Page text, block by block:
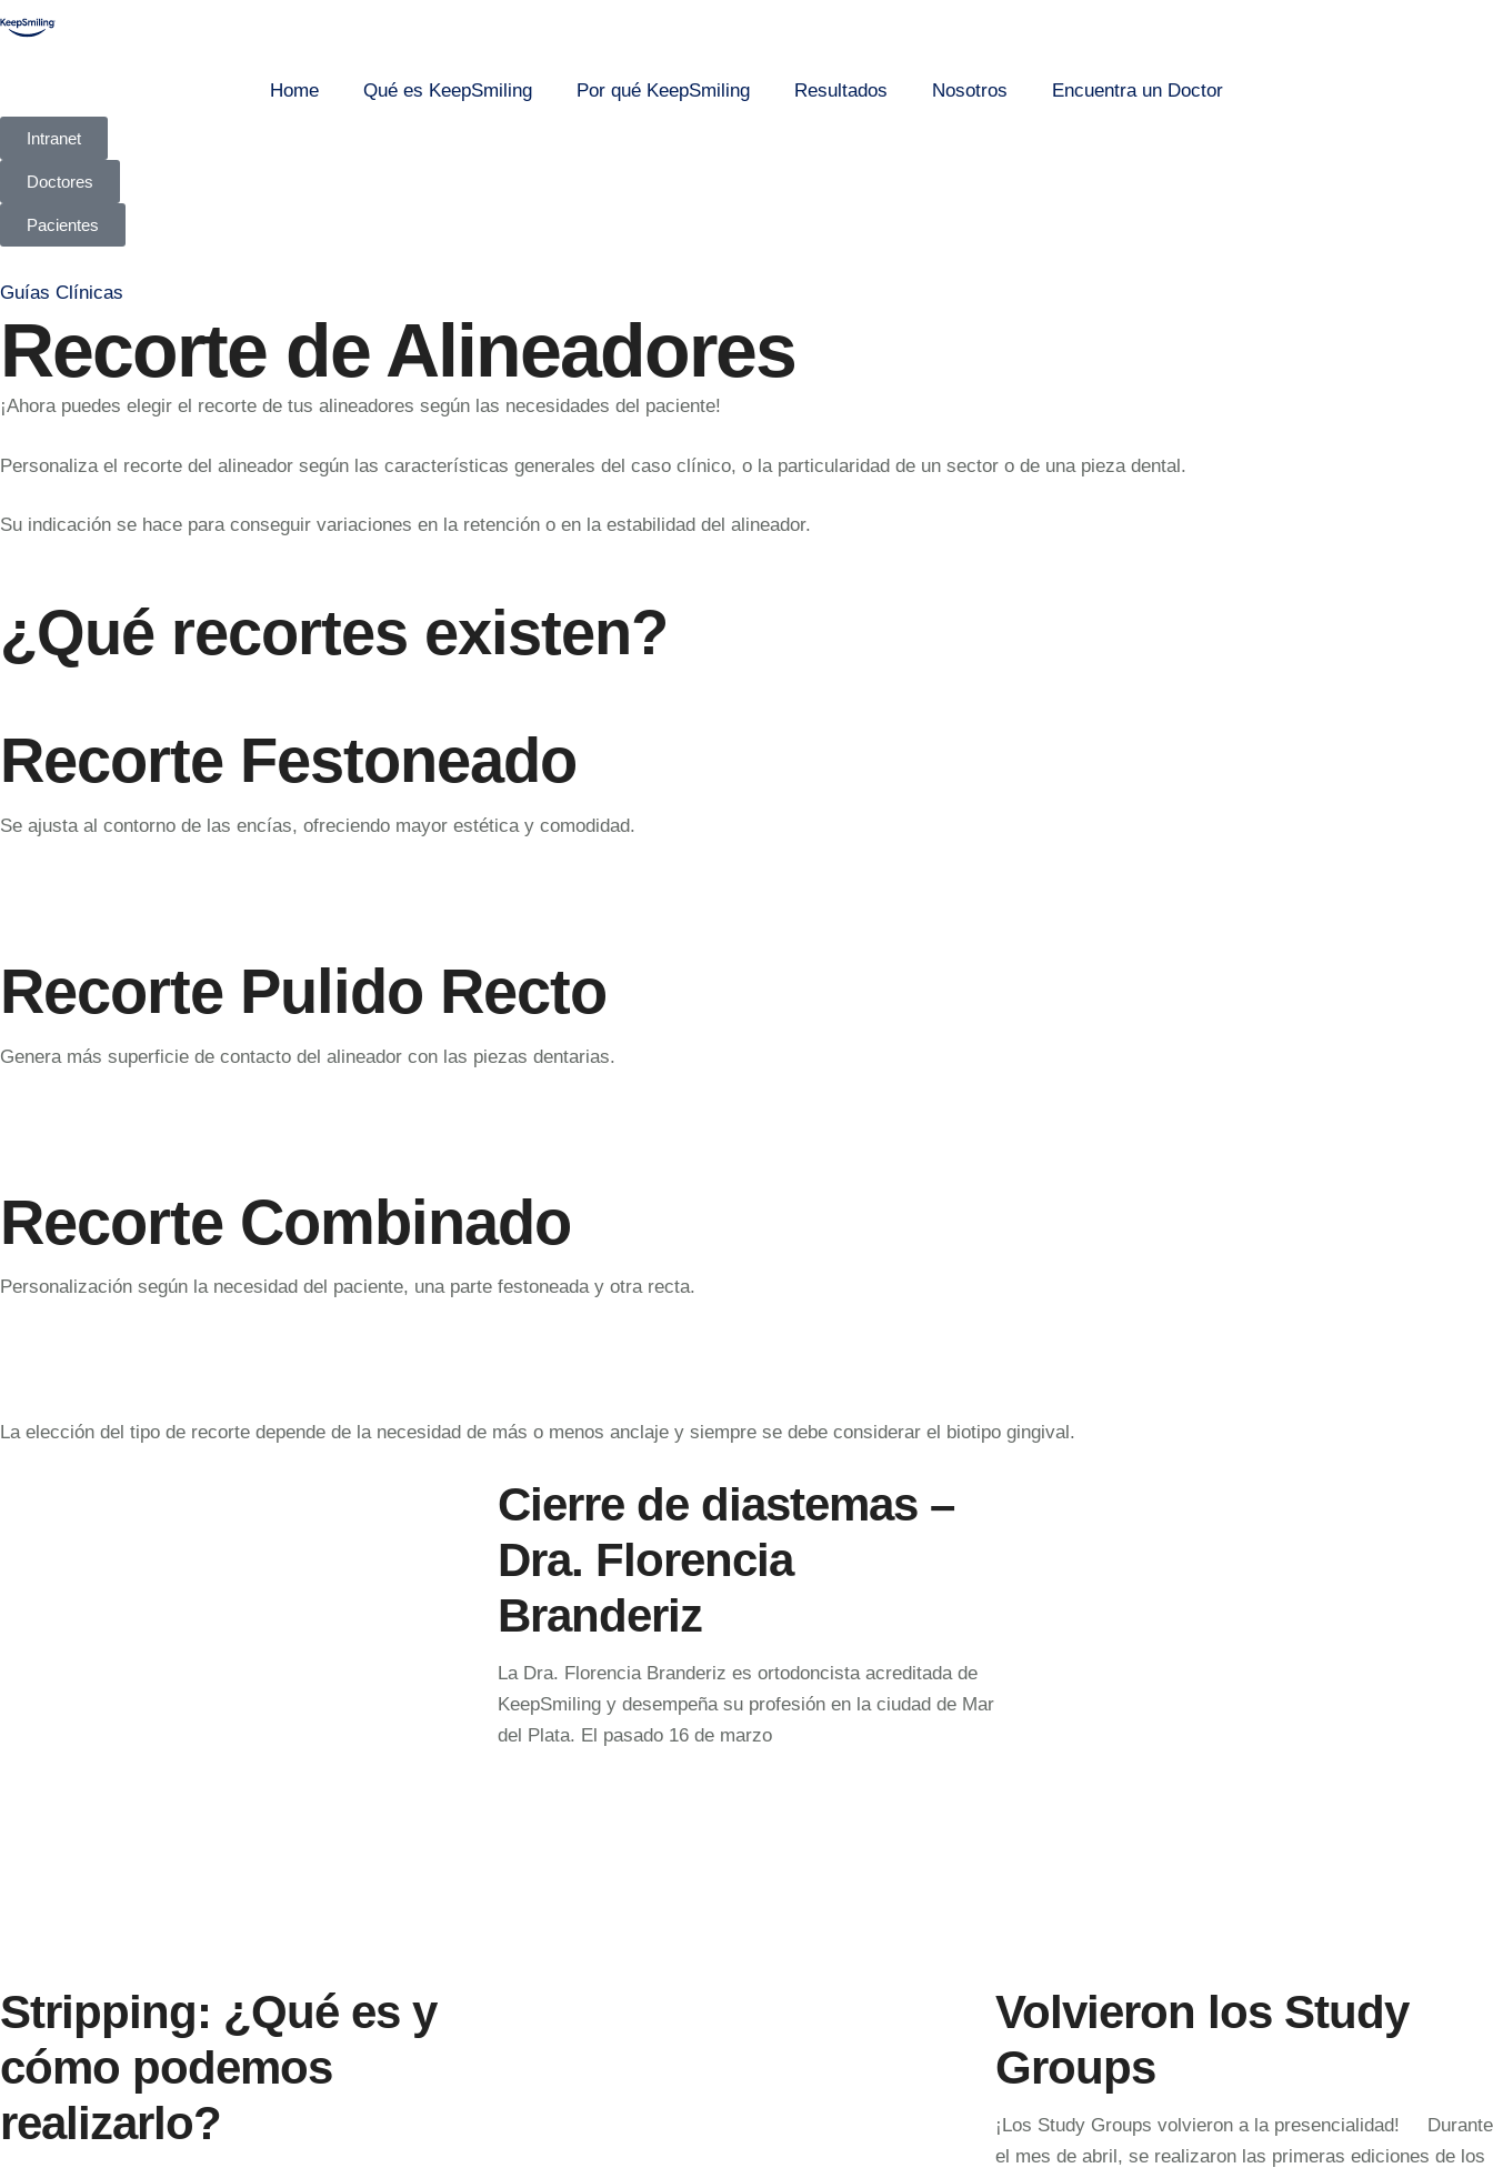
Home Qué es KeepSmiling Por qué KeepSmiling Resultados Nosotros Encuentra un Doctor
Intranet
Doctores
Pacientes
Guías Clínicas
Recorte de Alineadores
¡Ahora puedes elegir el recorte de tus alineadores según las necesidades del paciente!
Personaliza el recorte del alineador según las características generales del caso clínico, o la particularidad de un sector o de una pieza dental.
Su indicación se hace para conseguir variaciones en la retención o en la estabilidad del alineador.
¿Qué recortes existen?
Recorte Festoneado
Se ajusta al contorno de las encías, ofreciendo mayor estética y comodidad.
Recorte Pulido Recto
Genera más superficie de contacto del alineador con las piezas dentarias.
Recorte Combinado
Personalización según la necesidad del paciente, una parte festoneada y otra recta.
La elección del tipo de recorte depende de la necesidad de más o menos anclaje y siempre se debe considerar el biotipo gingival.
Stripping: ¿Qué es y
cómo podemos
realizarlo?
Cierre de diastemas –
Dra. Florencia
Branderiz
La Dra. Florencia Branderiz es ortodoncista acreditada de
KeepSmiling y desempeña su profesión en la ciudad de Mar
del Plata. El pasado 16 de marzo
Volvieron los Study
Groups
¡Los Study Groups volvieron a la presencialidad! Durante
el mes de abril, se realizaron las primeras ediciones de los